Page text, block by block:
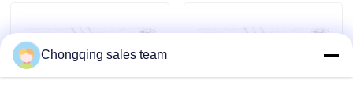
Pida una cita
Motor de CA de alto voltaje
Chongqing sales team